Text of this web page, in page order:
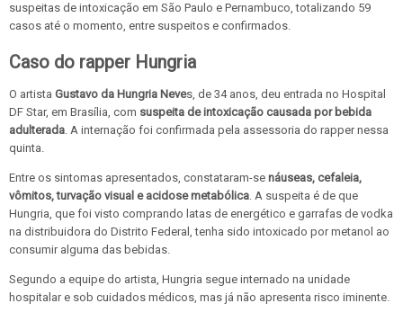
suspeitas de intoxicação em São Paulo e Pernambuco, totalizando 59
casos até o momento, entre suspeitos e confirmados.
Caso do rapper Hungria
O artista Gustavo da Hungria Neves, de 34 anos, deu entrada no Hospital
DF Star, em Brasília, com suspeita de intoxicação causada por bebida
adulterada. A internação foi confirmada pela assessoria do rapper nessa
quinta.
Entre os sintomas apresentados, constataram-se náuseas, cefaleia,
vômitos, turvação visual e acidose metabólica. A suspeita é de que
Hungria, que foi visto comprando latas de energético e garrafas de vodka
na distribuidora do Distrito Federal, tenha sido intoxicado por metanol ao
consumir alguma das bebidas.
Segundo a equipe do artista, Hungria segue internado na unidade
hospitalar e sob cuidados médicos, mas já não apresenta risco iminente.